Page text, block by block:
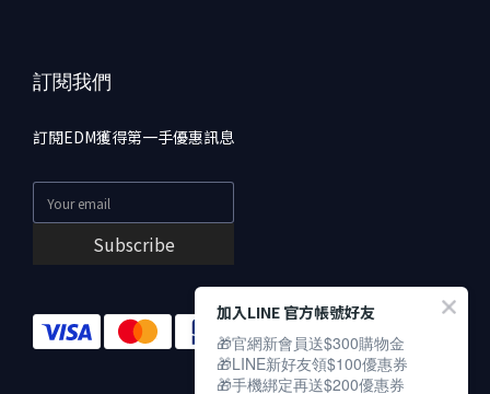
訂閱我們
訂閱EDM獲得第一手優惠訊息
Subscribe
加入LINE 官方帳號好友
🎁官網新會員送$300購物金
🎁LINE新好友領$100優惠券
🎁手機綁定再送$200優惠券